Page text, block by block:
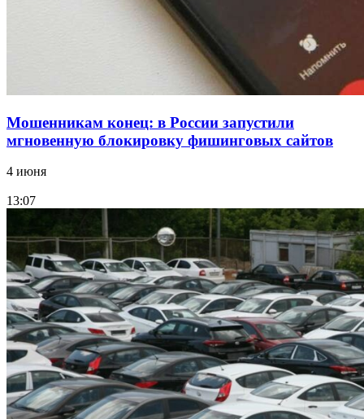
Мошенникам конец: в России запустили
мгновенную блокировку фишинговых сайтов
4 июня
13:07